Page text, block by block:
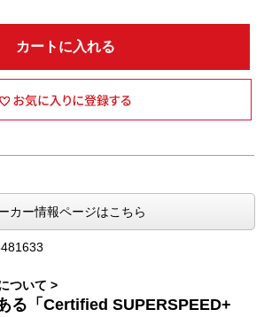
カートに入れる
カー情報ページはこちら
ついて >
る「Certified SUPERSPEED+